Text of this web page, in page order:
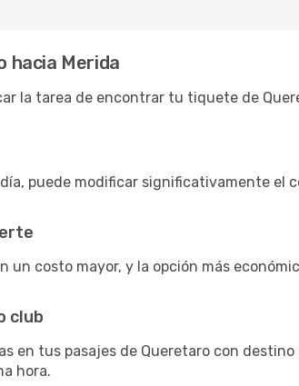
hacia Merida
la tarea de encontrar tu tiquete de
puede modificar significativamente el
costo mayor, y la opción más
club
en tus pasajes de Queretaro con
hora.